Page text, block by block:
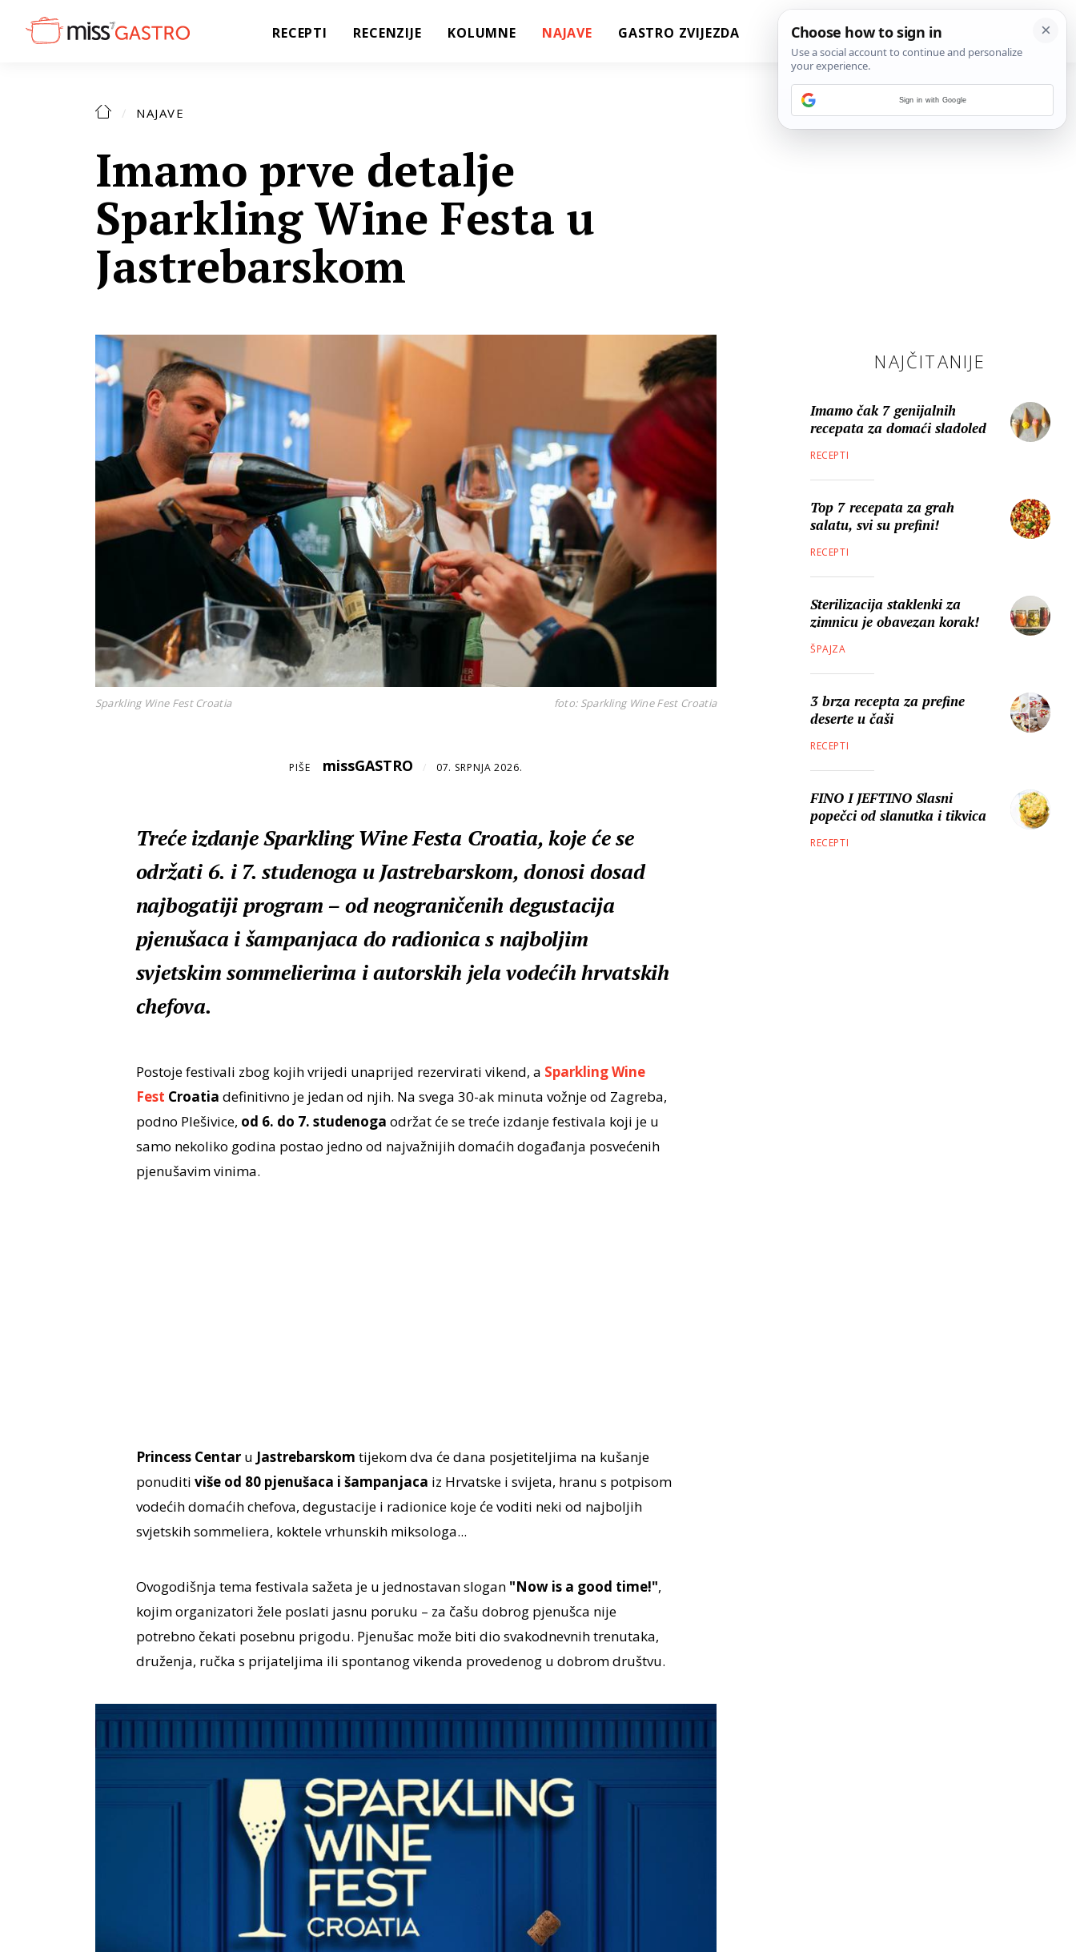
RECEPTI RECENZIJE KOLUMNE NAJAVE GASTRO ZVIJEZDA
NAJAVE
Imamo prve detalje
Sparkling Wine Festa u
Jastrebarskom
Sparkling Wine Fest Croatia foto: Sparkling Wine Fest Croatia
PIŠE missGASTRO / 07. SRPNJA 2026.
Treće izdanje Sparkling Wine Festa Croatia, koje će se
održati 6. i 7. studenoga u Jastrebarskom, donosi dosad
najbogatiji program – od neograničenih degustacija
pjenušaca i šampanjaca do radionica s najboljim
svjetskim sommelierima i autorskih jela vodećih hrvatskih
chefova.
Postoje festivali zbog kojih vrijedi unaprijed rezervirati vikend, a Sparkling Wine
Fest Croatia definitivno je jedan od njih. Na svega 30-ak minuta vožnje od Zagreba,
podno Plešivice, od 6. do 7. studenoga održat će se treće izdanje festivala koji je u
samo nekoliko godina postao jedno od najvažnijih domaćih događanja posvećenih
pjenušavim vinima.
Princess Centaru Jastrebarskom tijekom dva će dana posjetiteljima na kušanje
ponuditi više od 80 pjenušaca i šampanjaca iz Hrvatske i svijeta, hranu s potpisom
vodećih domaćih chefova, degustacije i radionice koje će voditi neki od najboljih
svjetskih sommeliera, koktele vrhunskih miksologa...
Ovogodišnja tema festivala sažeta je u jednostavan slogan "Now is a good time!",
kojim organizatori žele poslati jasnu poruku – za čašu dobrog pjenušca nije
potrebno čekati posebnu prigodu. Pjenušac može biti dio svakodnevnih trenutaka,
druženja, ručka s prijateljima ili spontanog vikenda provedenog u dobrom društvu.
NAJČITANIJE
Imamo čak 7 genijalnih
recepata za domaći sladoled
RECEPTI
Top 7 recepata za grah
salatu, svi su prefini!
RECEPTI
Sterilizacija staklenki za
zimnicu je obavezan korak!
ŠPAJZA
3 brza recepta za prefine
deserte u čaši
RECEPTI
FINO I JEFTINO Slasni
popečci od slanutka i tikvica
RECEPTI
Sign in with Google